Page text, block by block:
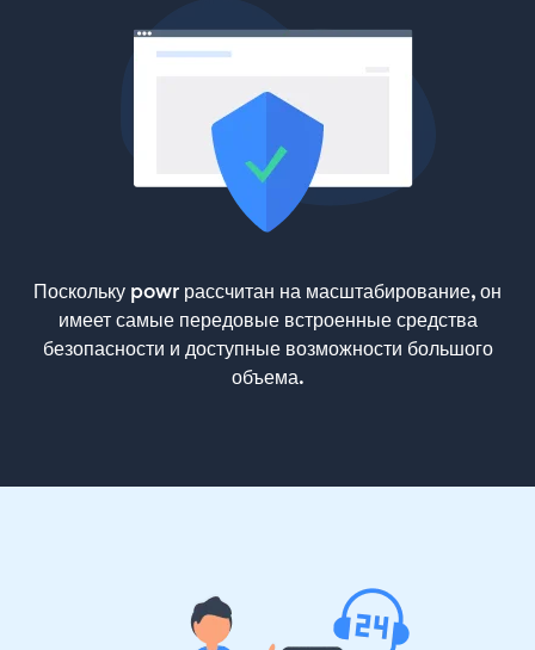
Поскольку powr рассчитан на масштабирование, он
имеет самые передовые встроенные средства
безопасности и доступные возможности большого
объема.